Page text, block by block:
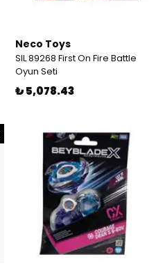
Neco Toys
SIL 89268 First On Fire Battle
Oyun Seti
₺ 5,078.43